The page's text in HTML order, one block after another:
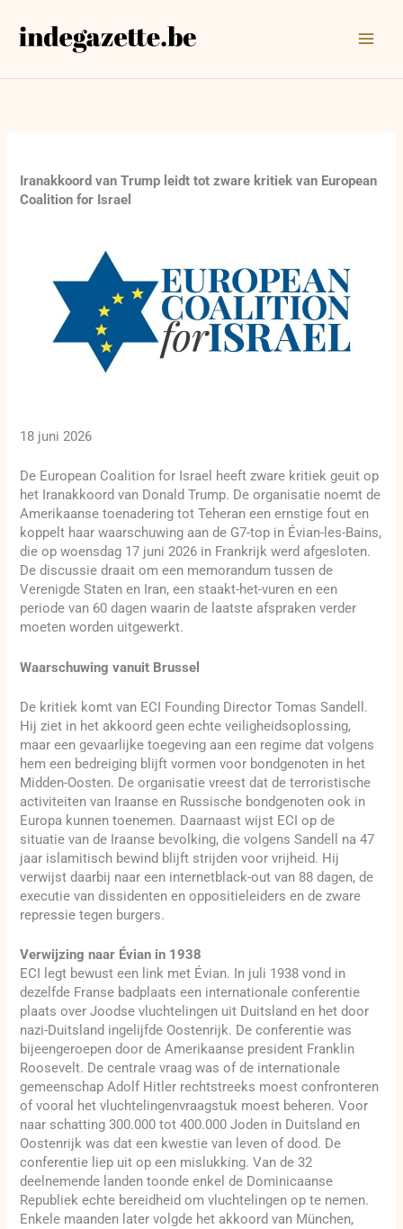
naar
Iranakkoord van Trump leidt tot zware kritiek van European
Coalition for Israel
18 juni 2026
De European Coalition for Israel heeft zware kritiek geuit op
het Iranakkoord van Donald Trump. De organisatie noemt de
Amerikaanse toenadering tot Teheran een ernstige fout en
koppelt haar waarschuwing aan de G7-top in Évian-les-Bains,
die op woensdag 17 juni 2026 in Frankrijk werd afgesloten.
De discussie draait om een memorandum tussen de
Verenigde Staten en Iran, een staakt-het-vuren en een
periode van 60 dagen waarin de laatste afspraken verder
moeten worden uitgewerkt.
Waarschuwing vanuit Brussel
De kritiek komt van ECI Founding Director Tomas Sandell.
Hij ziet in het akkoord geen echte veiligheidsoplossing,
maar een gevaarlijke toegeving aan een regime dat volgens
hem een bedreiging blijft vormen voor bondgenoten in het
Midden-Oosten. De organisatie vreest dat de terroristische
activiteiten van Iraanse en Russische bondgenoten ook in
Europa kunnen toenemen. Daarnaast wijst ECI op de
situatie van de Iraanse bevolking, die volgens Sandell na 47
jaar islamitisch bewind blijft strijden voor vrijheid. Hij
verwijst daarbij naar een internetblack-out van 88 dagen, de
executie van dissidenten en oppositieleiders en de zware
repressie tegen burgers.
Verwijzing naar Évian in 1938
ECI legt bewust een link met Évian. In juli 1938 vond in
dezelfde Franse badplaats een internationale conferentie
plaats over Joodse vluchtelingen uit Duitsland en het door
nazi-Duitsland ingelijfde Oostenrijk. De conferentie was
bijeengeroepen door de Amerikaanse president Franklin
Roosevelt. De centrale vraag was of de internationale
gemeenschap Adolf Hitler rechtstreeks moest confronteren
of vooral het vluchtelingenvraagstuk moest beheren. Voor
naar schatting 300.000 tot 400.000 Joden in Duitsland en
Oostenrijk was dat een kwestie van leven of dood. De
conferentie liep uit op een mislukking. Van de 32
deelnemende landen toonde enkel de Dominicaanse
Republiek echte bereidheid om vluchtelingen op te nemen.
Enkele maanden later volgde het akkoord van München,